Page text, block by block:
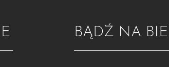
BĄDŹ NA